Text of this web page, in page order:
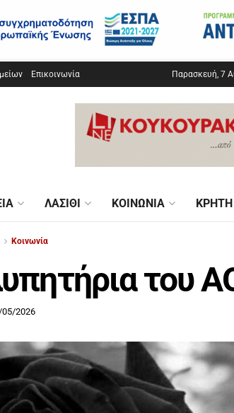
Επικοινωνία Παρασκευή, 7
ΛΑΣΊΘΙ ΚΟΙΝΩΝΊΑ ΚΡΉΤΗ
Κοινωνία
του
05/2026